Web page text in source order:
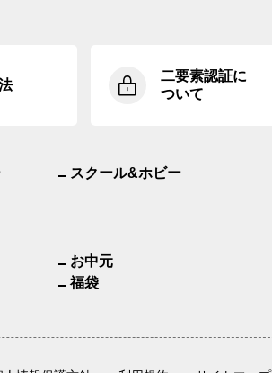
二要素認証に
ついて
スクール&ホビー
お中元
福袋